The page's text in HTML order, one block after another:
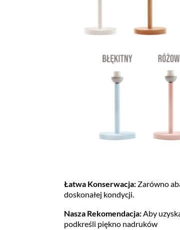
Łatwa Konserwacja: Zarówno
doskonałej kondycji.
Nasza Rekomendacja: Aby
podkreśli piękno nadruków